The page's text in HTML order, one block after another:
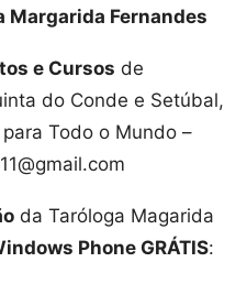
Margarida Fernandes
e Cursos de
do Conde e Setúbal,
para Todo o Mundo –
da Taróloga Magarida
Phone GRÁTIS: